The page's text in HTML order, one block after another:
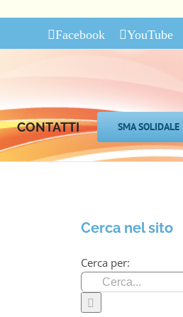
Facebook YouTube
CONTATTI SMA SOLIDALE
Cerca nel sito
Cerca per: